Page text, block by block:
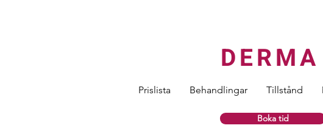
Prislista Behandlingar Tillstånd
Boka tid